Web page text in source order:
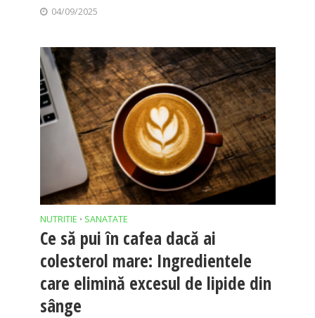
04/09/2025
NUTRITIE • SANATATE
Ce să pui în cafea dacă ai
colesterol mare: Ingredientele
care elimină excesul de lipide din
sânge